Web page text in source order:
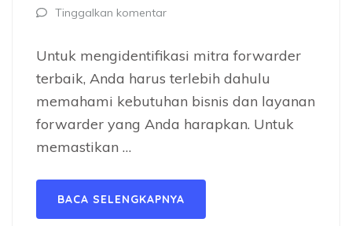
Tinggalkan komentar
Untuk mengidentifikasi mitra forwarder
terbaik, Anda harus terlebih dahulu
memahami kebutuhan bisnis dan layanan
forwarder yang Anda harapkan. Untuk
memastikan …
BACA SELENGKAPNYA